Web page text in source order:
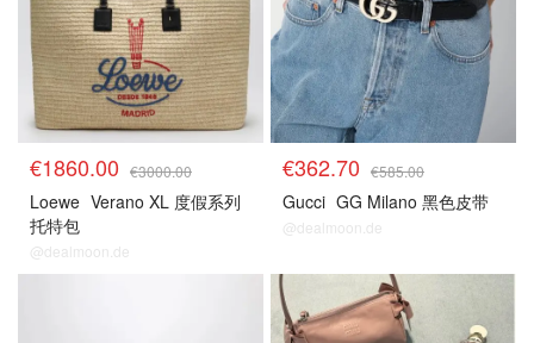
€1860.00 €3000.00
Loewe Verano XL 度假系列
托特包
@dealmoon.de
€362.70 €585.00
Gucci GG Milano 黑色皮带
@dealmoon.de